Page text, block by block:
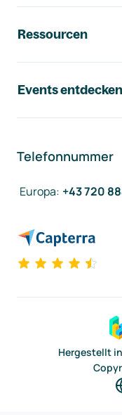
Ressourcen
Events entdecken
Telefonnummer
Europa: +43 720
Hergestellt